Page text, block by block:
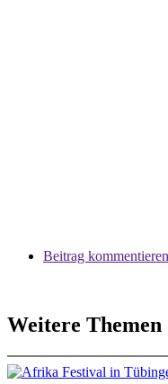
Beitrag kommentieren
Weitere Themen